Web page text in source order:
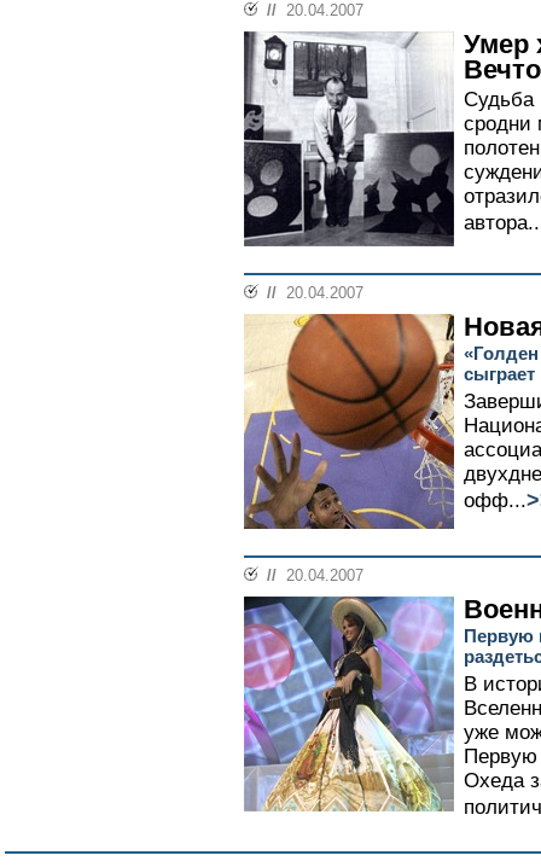
// 20.04.2007
Умер
Судьба
сродни
// 20.04.2007
офф...
// 20.04.2007
Первую
В
уже
Первую
Охеда